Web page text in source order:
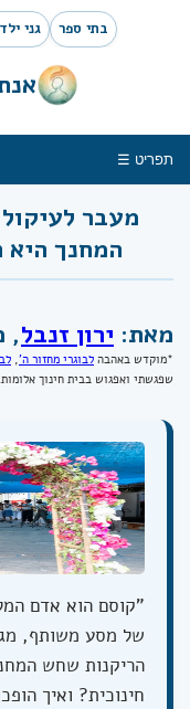
בתי ספר גני
תפריט ☰
מעבר
המחנך היא
מאת: ירון זנבל,
*מוקדש באהבה לבוגרי מחזור ה',
שפגשתי ואפגוש בבית חינוך אלומות.
"קוסם הוא אדם
של מסע משותף,
הריקנות שחש
חינוכית? ואיך